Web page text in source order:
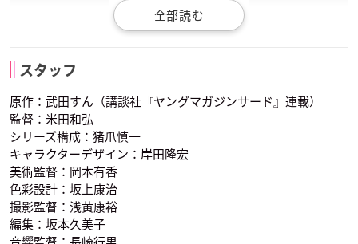
池内
声優：櫻井孝宏
氷川
声優：石上静香
スタッフ
原作：武田すん（講談社『ヤングマガジンサード』連載）
監督：米田和弘
シリーズ構成：猪爪慎一
キャラクターデザイン：岸田隆宏
美術監督：岡本有香
色彩設計：坂上康治
撮影監督：浅黄康裕
編集：坂本久美子